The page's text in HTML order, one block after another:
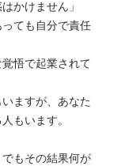
かけません」
っても自分で責任
悟で起業されて
ますが、あなた
もいます。
でもその結果何が